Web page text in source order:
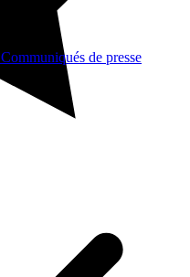
Communiqués de presse